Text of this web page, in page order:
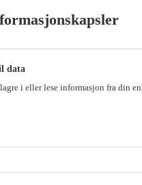
data
i eller lese informasjon fra din